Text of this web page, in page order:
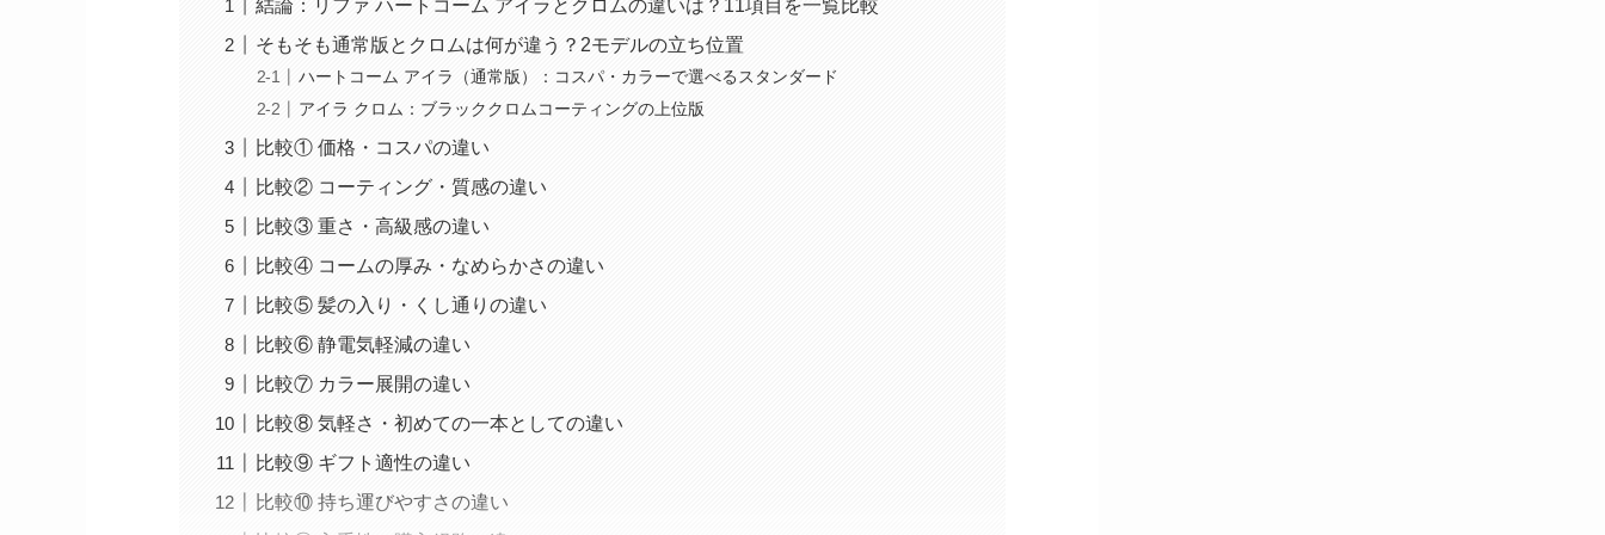
結論：リファ ハートコーム アイラとクロムの違いは？11項目を一覧比較
そもそも通常版とクロムは何が違う？2モデルの立ち位置
ハートコーム アイラ（通常版）：コスパ・カラーで選べるスタンダード
アイラ クロム：ブラッククロムコーティングの上位版
比較① 価格・コスパの違い
比較② コーティング・質感の違い
比較③ 重さ・高級感の違い
比較④ コームの厚み・なめらかさの違い
比較⑤ 髪の入り・くし通りの違い
比較⑥ 静電気軽減の違い
比較⑦ カラー展開の違い
比較⑧ 気軽さ・初めての一本としての違い
比較⑨ ギフト適性の違い
比較⑩ 持ち運びやすさの違い